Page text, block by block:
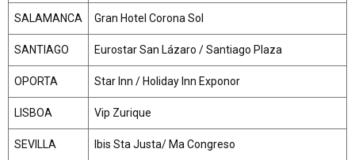
SALAMANCA Gran Hotel Corona Sol
SANTIAGO Eurostar San Lázaro / Santiago Plaza
OPORTA Star Inn / Holiday Inn Exponor
LISBOA Vip Zurique
SEVILLA Ibis Sta Justa/ Ma Congreso